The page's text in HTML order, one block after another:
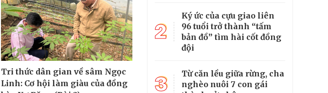
Tri thức dân gian về sâm Ngọc
Linh: Cơ hội làm giàu của đồng
2
Ký ức của cựu giao liên
96 tuổi trở thành “tấm
bản đồ” tìm hài cốt đồng
đội
3
Từ căn lều giữa rừng, cha
nghèo nuôi 7 con gái